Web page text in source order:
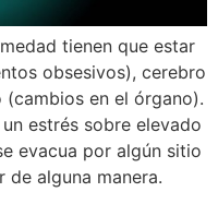
tienen que estar
obsesivos), cerebro
en el órgano).
estrés sobre elevado
evacua por algún sitio
de alguna manera.